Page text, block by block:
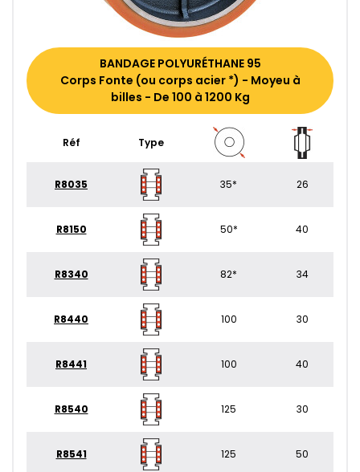
BANDAGE POLYURÉTHANE 95
Corps Fonte (ou corps acier *) - Moyeu à
billes - De 100 à 1200 Kg
Réf Type
R8035 35* 26
R8150 50* 40
R8340 82* 34
R8440 100 30
R8441 100 40
R8540 125 30
R8541 125 50